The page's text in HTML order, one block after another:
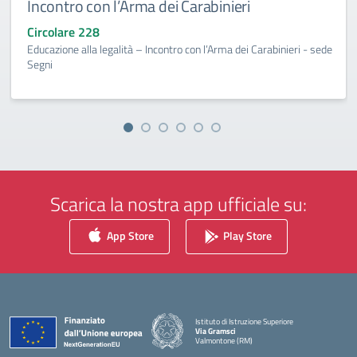
Incontro con l’Arma dei Carabinieri
Circolare 228
Educazione alla legalità – Incontro con l’Arma dei Carabinieri - sede
Segni
Scarica la nostra app ufficiale su:
App Store Play Store
Istituto di Istruzione Superiore
Via Gramsci
Valmontone (RM)